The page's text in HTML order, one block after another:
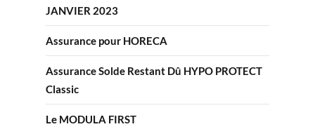
JANVIER 2023
Assurance pour HORECA
Assurance Solde Restant Dû HYPO PROTECT
Classic
Le MODULA FIRST